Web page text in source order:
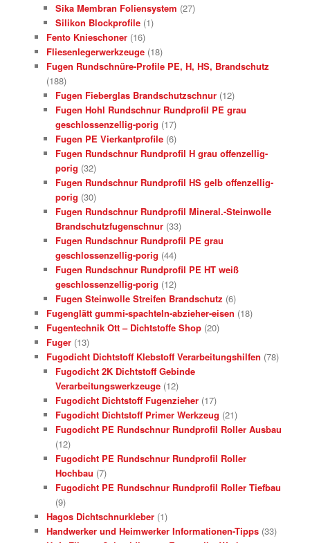
Sika Membran Foliensystem (27)
Silikon Blockprofile (1)
Fento Knieschoner (16)
Fliesenlegerwerkzeuge (18)
Fugen Rundschnüre-Profile PE, H, HS, Brandschutz
(188)
Fugen Fieberglas Brandschutzschnur (12)
Fugen Hohl Rundschnur Rundprofil PE grau
geschlossenzellig-porig (17)
Fugen PE Vierkantprofile (6)
Fugen Rundschnur Rundprofil H grau offenzellig-
porig (32)
Fugen Rundschnur Rundprofil HS gelb offenzellig-
porig (30)
Fugen Rundschnur Rundprofil Mineral.-Steinwolle
Brandschutzfugenschnur (33)
Fugen Rundschnur Rundprofil PE grau
geschlossenzellig-porig (44)
Fugen Rundschnur Rundprofil PE HT weiß
geschlossenzellig-porig (12)
Fugen Steinwolle Streifen Brandschutz (6)
Fugenglätt gummi-spachteln-abzieher-eisen (18)
Fugentechnik Ott – Dichtstoffe Shop (20)
Fuger (13)
Fugodicht Dichtstoff Klebstoff Verarbeitungshilfen (78)
Fugodicht 2K Dichtstoff Gebinde
Verarbeitungswerkzeuge (12)
Fugodicht Dichtstoff Fugenzieher (17)
Fugodicht Dichtstoff Primer Werkzeug (21)
Fugodicht PE Rundschnur Rundprofil Roller Ausbau
(12)
Fugodicht PE Rundschnur Rundprofil Roller
Hochbau (7)
Fugodicht PE Rundschnur Rundprofil Roller Tiefbau
(9)
Hagos Dichtschnurkleber (1)
Handwerker und Heimwerker Informationen-Tipps (33)